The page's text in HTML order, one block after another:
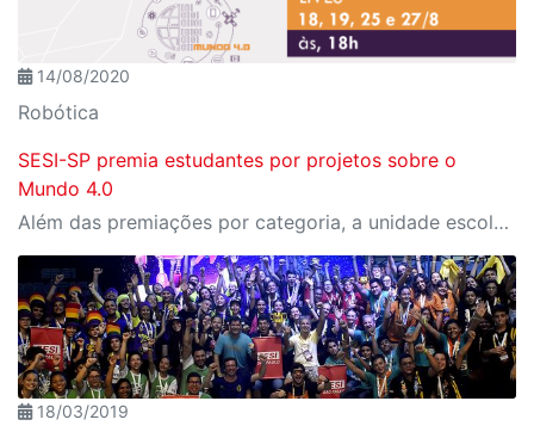
14/08/2020
Robótica
SESI-SP premia estudantes por projetos sobre o
Mundo 4.0
Além das premiações por categoria, a unidade escolar contemplada com o maior número de medalhas de Ouro será a grande campeã!
18/03/2019